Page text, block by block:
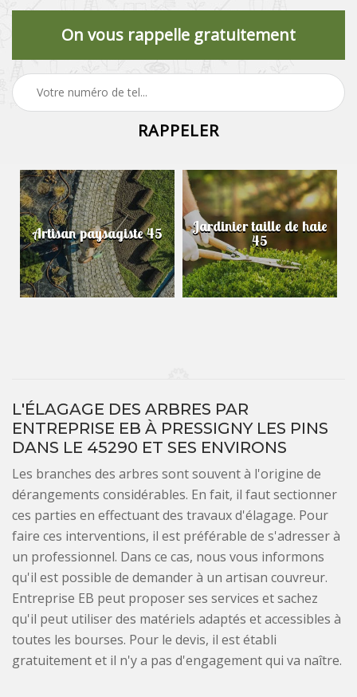
On vous rappelle gratuitement
Artisan paysagiste 45 Jardinier taille de haie
45
L'ÉLAGAGE DES ARBRES PAR
ENTREPRISE EB À PRESSIGNY LES PINS
DANS LE 45290 ET SES ENVIRONS
Les branches des arbres sont souvent à l'origine de
dérangements considérables. En fait, il faut sectionner
ces parties en effectuant des travaux d'élagage. Pour
faire ces interventions, il est préférable de s'adresser à
un professionnel. Dans ce cas, nous vous informons
qu'il est possible de demander à un artisan couvreur.
Entreprise EB peut proposer ses services et sachez
qu'il peut utiliser des matériels adaptés et accessibles à
toutes les bourses. Pour le devis, il est établi
gratuitement et il n'y a pas d'engagement qui va naître.